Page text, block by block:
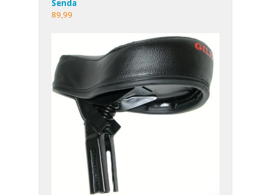
Senda
89,99